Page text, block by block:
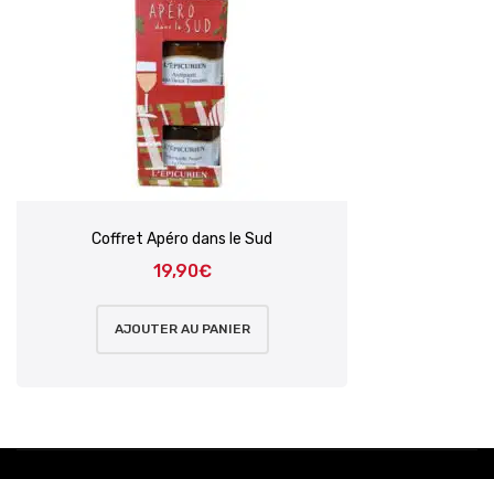
Coffret Apéro dans le Sud
19,90€
AJOUTER AU PANIER